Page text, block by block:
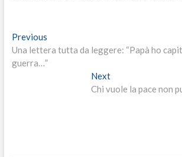
Navigazione
articoli
PreviousPrevious
post:
Una lettera tutta da leggere: “Papà ho
guerra…”
NextNext
post:
Chi vuole la pace non